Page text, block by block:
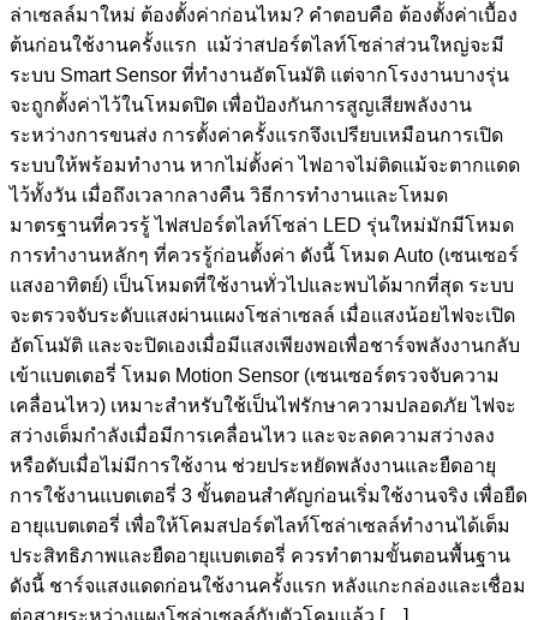
ล่าเซลล์มาใหม่ ต้องตั้งค่าก่อนไหม? คำตอบคือ ต้องตั้งค่าเบื้อง
ต้นก่อนใช้งานครั้งแรก แม้ว่าสปอร์ตไลท์โซล่าส่วนใหญ่จะมี
ระบบ Smart Sensor ที่ทำงานอัตโนมัติ แต่จากโรงงานบางรุ่น
จะถูกตั้งค่าไว้ในโหมดปิด เพื่อป้องกันการสูญเสียพลังงาน
ระหว่างการขนส่ง การตั้งค่าครั้งแรกจึงเปรียบเหมือนการเปิด
ระบบให้พร้อมทำงาน หากไม่ตั้งค่า ไฟอาจไม่ติดแม้จะตากแดด
ไว้ทั้งวัน เมื่อถึงเวลากลางคืน วิธีการทำงานและโหมด
มาตรฐานที่ควรรู้ ไฟสปอร์ตไลท์โซล่า LED รุ่นใหม่มักมีโหมด
การทำงานหลักๆ ที่ควรรู้ก่อนตั้งค่า ดังนี้ โหมด Auto (เซนเซอร์
แสงอาทิตย์) เป็นโหมดที่ใช้งานทั่วไปและพบได้มากที่สุด ระบบ
จะตรวจจับระดับแสงผ่านแผงโซล่าเซลล์ เมื่อแสงน้อยไฟจะเปิด
อัตโนมัติ และจะปิดเองเมื่อมีแสงเพียงพอเพื่อชาร์จพลังงานกลับ
เข้าแบตเตอรี่ โหมด Motion Sensor (เซนเซอร์ตรวจจับความ
เคลื่อนไหว) เหมาะสำหรับใช้เป็นไฟรักษาความปลอดภัย ไฟจะ
สว่างเต็มกำลังเมื่อมีการเคลื่อนไหว และจะลดความสว่างลง
หรือดับเมื่อไม่มีการใช้งาน ช่วยประหยัดพลังงานและยืดอายุ
การใช้งานแบตเตอรี่ 3 ขั้นตอนสำคัญก่อนเริ่มใช้งานจริง เพื่อยืด
อายุแบตเตอรี่ เพื่อให้โคมสปอร์ตไลท์โซล่าเซลล์ทำงานได้เต็ม
ประสิทธิภาพและยืดอายุแบตเตอรี่ ควรทำตามขั้นตอนพื้นฐาน
ดังนี้ ชาร์จแสงแดดก่อนใช้งานครั้งแรก หลังแกะกล่องและเชื่อม